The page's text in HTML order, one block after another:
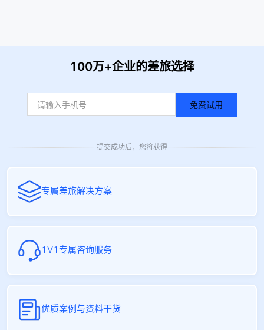
100万+企业的差旅选择
免费试用
提交成功后，您将获得
专属差旅解决方案
1V1专属咨询服务
优质案例与资料干货